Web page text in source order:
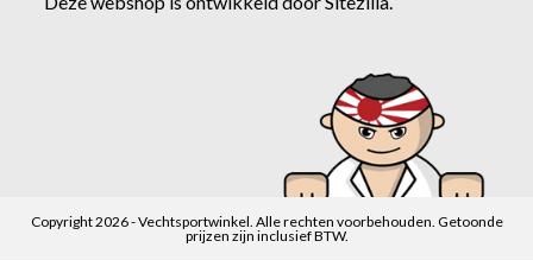
Copyright 2026 - Vechtsportwinkel. Alle rechten voorbehouden. Getoonde
prijzen zijn inclusief BTW.